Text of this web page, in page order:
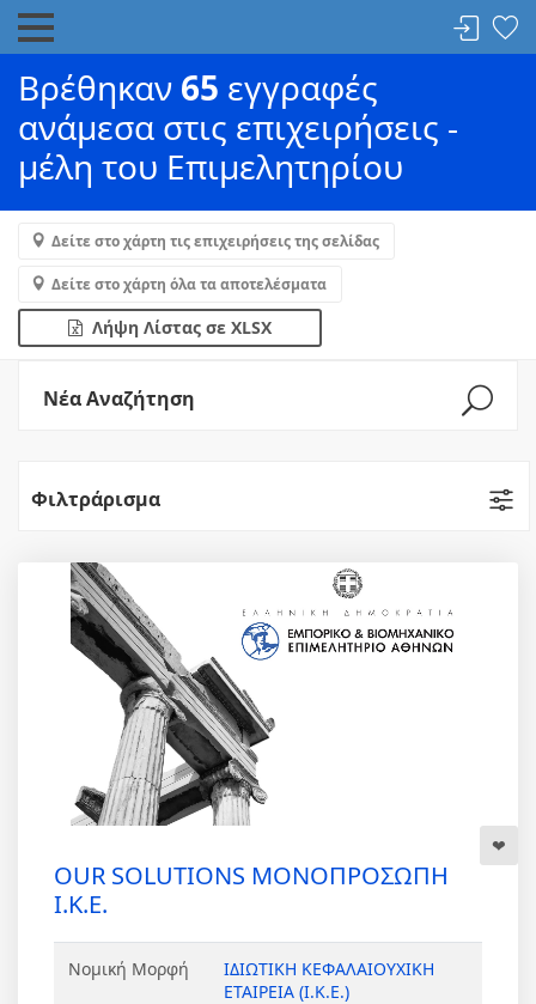
Βρέθηκαν 65 εγγραφές
ανάμεσα στις επιχειρήσεις -
μέλη του Επιμελητηρίου
Δείτε στο χάρτη τις επιχειρήσεις της σελίδας
Δείτε στο χάρτη όλα τα αποτελέσματα
Λήψη Λίστας σε XLSX
Νέα Αναζήτηση
Φιλτράρισμα
OUR SOLUTIONS ΜΟΝΟΠΡΟΣΩΠΗ
Ι.Κ.Ε.
Νομική Μορφή
ΙΔΙΩΤΙΚΗ ΚΕΦΑΛΑΙΟΥΧΙΚΗ
ΕΤΑΙΡΕΙΑ (Ι.Κ.Ε.)